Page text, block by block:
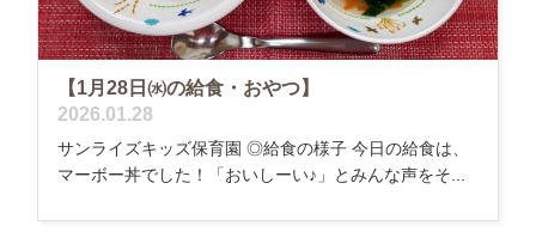
【1月28日㈬の給食・おやつ】
2026.01.28
サンライズキッズ保育園 ◎給食の様子 今日の給食は、
マーボー丼でした！「おいしーい♪」とみんな声をそ...